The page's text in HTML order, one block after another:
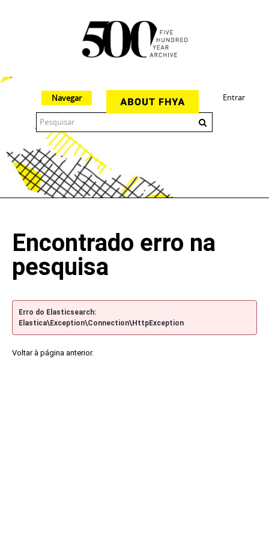
Entrar
Navegar
Encontrado erro na
pesquisa
Erro do Elasticsearch:
Elastica\Exception\Connection\HttpException
Voltar à página anterior.